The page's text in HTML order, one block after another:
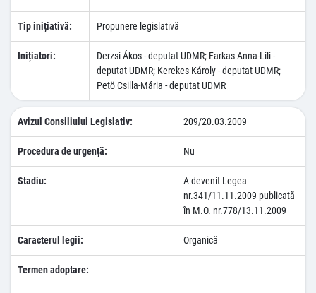
Tip inițiativă: Propunere legislativă
Inițiatori:
Derzsi Ákos - deputat UDMR; Farkas Anna-Lili -
deputat UDMR; Kerekes Károly - deputat UDMR;
Petö Csilla-Mária - deputat UDMR
Avizul Consiliului Legislativ: 209/20.03.2009
Procedura de urgență: Nu
Stadiu:
A devenit Legea
nr.341/11.11.2009 publicatã
în M.O. nr.778/13.11.2009
Caracterul legii: Organică
Termen adoptare: